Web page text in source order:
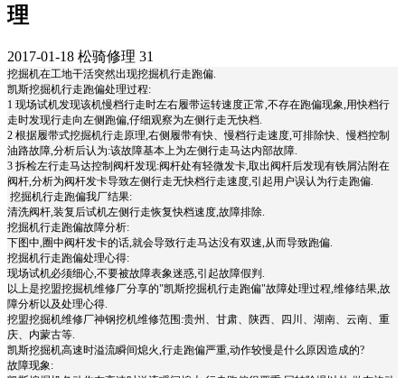
理
2017-01-18 松骑修理 31
挖掘机在工地干活突然出现挖掘机行走跑偏.
凯斯挖掘机行走跑偏处理过程:
1 现场试机发现该机慢档行走时左右履带运转速度正常,不存在跑偏现象,用快档行
走时发现行走向左侧跑偏,仔细观察为左侧行走无快档.
2 根据履带式挖掘机行走原理,右侧履带有快、慢档行走速度,可排除快、慢档控制
油路故障,分析后认为:该故障基本上为左侧行走马达内部故障.
3 拆检左行走马达控制阀杆发现:阀杆处有轻微发卡,取出阀杆后发现有铁屑沾附在
阀杆,分析为阀杆发卡导致左侧行走无快档行走速度,引起用户误认为行走跑偏.
挖掘机行走跑偏我厂结果:
清洗阀杆,装复后试机左侧行走恢复快档速度,故障排除.
挖掘机行走跑偏故障分析:
下图中,圈中阀杆发卡的话,就会导致行走马达没有双速,从而导致跑偏.
挖掘机行走跑偏处理心得:
现场试机必须细心,不要被故障表象迷惑,引起故障假判.
以上是挖盟挖掘机维修厂分享的"凯斯挖掘机行走跑偏"故障处理过程,维修结果,故
障分析以及处理心得.
挖盟挖掘机维修厂神钢挖机维修范围:贵州、甘肃、陕西、四川、湖南、云南、重
庆、内蒙古等.
凯斯挖掘机高速时溢流瞬间熄火,行走跑偏严重,动作较慢是什么原因造成的?
故障现象: